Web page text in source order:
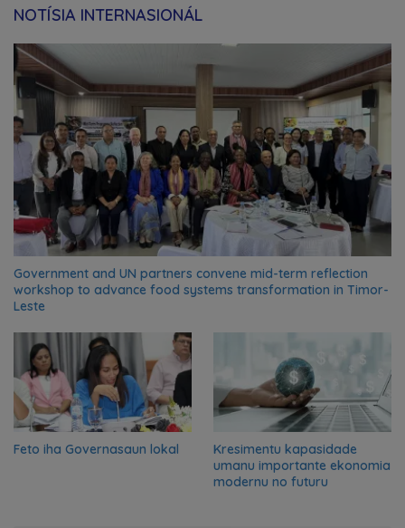
NOTÍSIA INTERNASIONÁL
Government and UN partners convene mid-term reflection
workshop to advance food systems transformation in Timor-
Leste
Feto iha Governasaun lokal
Kresimentu kapasidade
umanu importante ekonomia
modernu no futuru